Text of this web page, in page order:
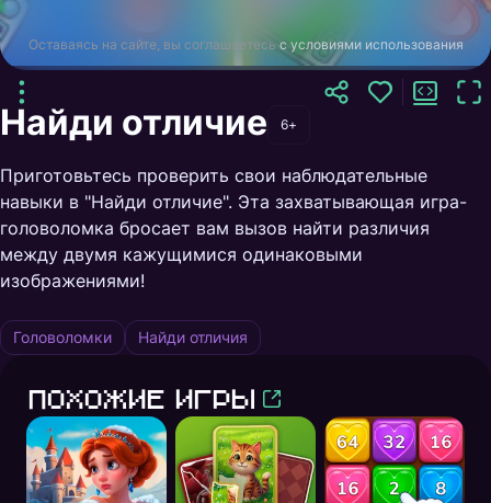
Оставаясь на сайте, вы соглашаетесь с условиями использования
Найди отличие 6+
Приготовьтесь проверить свои наблюдательные
навыки в "Найди отличие". Эта захватывающая игра-
головоломка бросает вам вызов найти различия
между двумя кажущимися одинаковыми
изображениями!
Головоломки Найди отличия
Похожие игры